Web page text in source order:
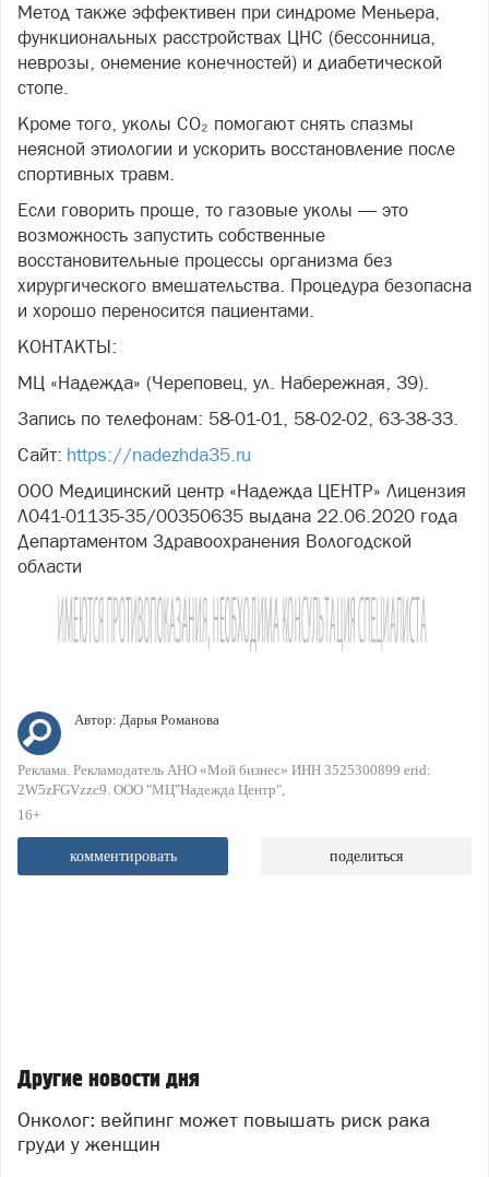
Метод также эффективен при синдроме Меньера,
функциональных расстройствах ЦНС (бессонница,
неврозы, онемение конечностей) и диабетической
стопе.
Кроме того, уколы CO₂ помогают снять спазмы
неясной этиологии и ускорить восстановление после
спортивных травм.
Если говорить проще, то газовые уколы — это
возможность запустить собственные
восстановительные процессы организма без
хирургического вмешательства. Процедура безопасна
и хорошо переносится пациентами.
КОНТАКТЫ:
МЦ «Надежда» (Череповец, ул. Набережная, 39).
Запись по телефонам: 58-01-01, 58-02-02, 63-38-33.
Сайт: https://nadezhda35.ru
ООО Медицинский центр «Надежда ЦЕНТР» Лицензия
Л041-01135-35/00350635 выдана 22.06.2020 года
Департаментом Здравоохранения Вологодской
области
Автор: Дарья Романова
Реклама. Рекламодатель АНО «Мой бизнес» ИНН 3525300899 erid:
2W5zFGVzzc9. ООО "МЦ"Надежда Центр"
16+
комментировать поделиться
Другие новости дня
Онколог: вейпинг может повышать риск рака
груди у женщин